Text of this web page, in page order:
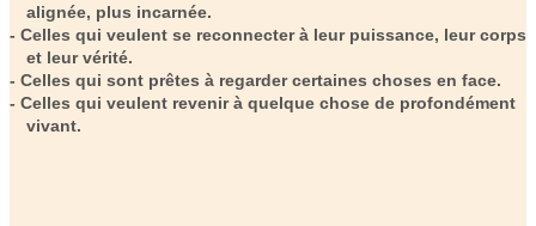
alignée, plus incarnée.
Celles qui veulent se reconnecter à leur puissance, leur corps
et leur vérité.
Celles qui sont prêtes à regarder certaines choses en face.
Celles qui veulent revenir à quelque chose de profondément
vivant.